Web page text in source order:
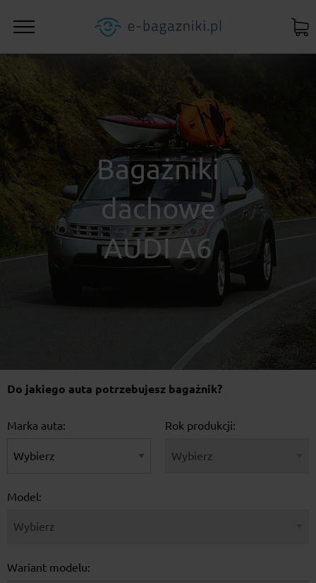
Bagażniki
dachowe
AUDI A6
Do jakiego auta potrzebujesz bagażnik?
Marka auta: Rok produkcji:
Model:
Wariant modelu: